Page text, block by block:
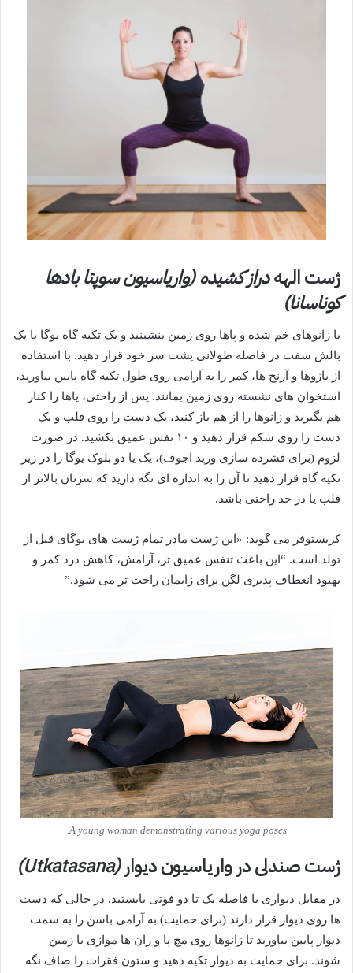
ژست الههدراز کشیده (واریاسیون سوپتا بادها
کوناسانا)
با زانوهای خم شده و پاها روی زمین بنشینید و یک تکیه گاه یوگا یا یک
بالش سفت در فاصله طولانی پشت سر خود قرار دهید. با استفاده
از بازوها و آرنج ها، کمر را به آرامی روی طول تکیه گاه پایین بیاورید،
استخوان های نشسته روی زمین بمانند. پس از راحتی، پاها را کنار
هم بگیرید و زانوها را از هم باز کنید، یک دست را روی قلب و یک
دست را روی شکم قرار دهید و ۱۰ نفس عمیق بکشید. در صورت
لزوم (برای فشرده سازی ورید اجوف)، یک یا دو بلوک یوگا را در زیر
تکیه گاه قرار دهید تا آن را به اندازه ای نگه دارید که سرتان بالاتر از
قلب یا در حد راحتی باشد.
کریستوفر می گوید: «این ژست مادر تمام ژست های یوگای قبل از
تولد است. “این باعث تنفس عمیق تر، آرامش، کاهش درد کمر و
بهبود انعطاف پذیری لگن برای زایمان راحت تر می شود.”
A young woman demonstrating various yoga poses.
ژست صندلی در واریاسیون دیوار(Utkatasana)
در مقابل دیواری با فاصله یک تا دو فوتی بایستید. در حالی که دست
ها روی دیوار قرار دارند (برای حمایت) به آرامی باسن را به سمت
دیوار پایین بیاورید تا زانوها روی مچ پا و ران ها موازی با زمین
شوند. برای حمایت به دیوار تکیه دهید و ستون فقرات را صاف نگه